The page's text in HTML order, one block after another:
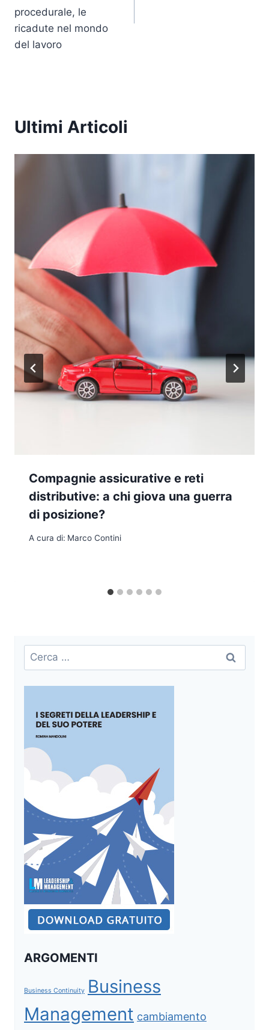
k
procedurale, le
ricadute nel mondo
del lavoro
Ultimi Articoli
Compagnie assicurative e reti
distributive: a chi giova una guerra
di posizione?
A cura di: Marco Contini
Ricerca
per:
ARGOMENTI
Business Continuity Business
Management cambiamento